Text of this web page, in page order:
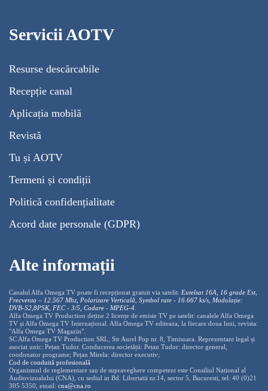
Servicii AOTV
Resurse descărcabile
Recepție canal
Aplicația mobilă
Revistă
Tu și AOTV
Termeni și condiții
Politică confidențialitate
Acord date personale (GDPR)
Alte informații
Canalul Alfa Omega TV poate fi recepționat gratuit via satelit: Eutelsat 16A, 16 grade Est,
Frecventa – 12.567 Mhz, Polarizare Verticală, Symbol rate - 16.667 ks/s, Modulație:
DVB-S2,8PSK, FEC - 3/5, Codare - MPEG-4
Alfa Omega TV Production deține 2 licențe de emisie TV pe satelit: canalele Alfa Omega
TV și Alfa Omega TV Internațional. Alfa Omega TV editeaza, la fiecare doua luni, revista:
"Alfa Omega TV Magazin".
SC Alfa Omega TV Production SRL, Str Aurel Pop nr. 8, Timisoara. Reprezentant legal și
asociat unic: Pețan Tudor. Conducerea societății: Pețan Tudor: director general,
coodonator programe; Pețan Mirela: director executiv;
Cod de conduită profesională
Organismul de reglementare sau de supraveghere competent este Consiliul National al
Audiovizualului (CNA), cu sediul in Bd. Libertatii nr.14, sector 5, Bucuresti, tel: 40 (0)21
305 5350, email: cna@cna.ro